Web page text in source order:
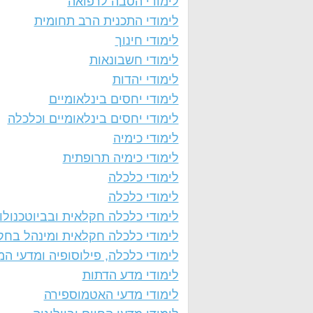
לימודי התכנית הרב תחומית
לימודי חינוך
לימודי חשבונאות
לימודי יהדות
לימודי יחסים בינלאומיים
לימודי יחסים בינלאומיים וכלכלה
לימודי כימיה
לימודי כימיה תרופתית
לימודי כלכלה
לימודי כלכלה
לימודי כלכלה חקלאית
לימודי כלכלה חקלאית ומינהל
לימודי כלכלה, פילוסופיה ומדעי
לימודי מדע הדתות
לימודי מדעי האטמוספירה